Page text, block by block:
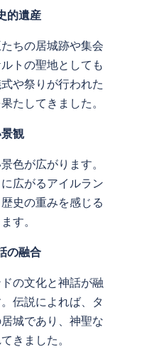
的遺産
ちの居城跡や集会
トの聖地としても
や祭りが行われた
たしてきました。
観
色が広がります。
広がるアイルラン
史の重みを感じる
す。
の融合
の文化と神話が融
伝説によれば、タ
城であり、神聖な
きました。